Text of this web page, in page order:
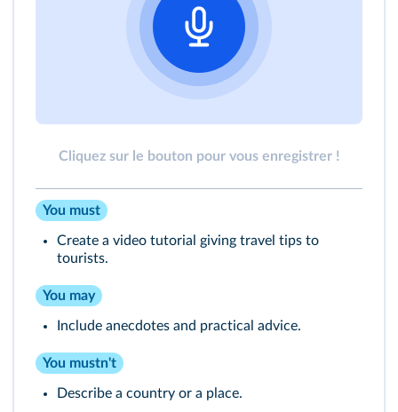
Cliquez sur le bouton pour vous enregistrer !
You must
Create a video tutorial giving travel tips to
tourists.
You may
Include anecdotes and practical advice.
You mustn't
Describe a country or a place.